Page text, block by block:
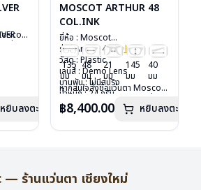
หยิบลงตะกร้า
MOSCOT ARTHUR 48
COL.INK
ยี่ห้อ : Moscot
รุ่น : Arthur 48Col.ink
วัสดุ : Plastic
เลนส์ : Demo Lens
บานพับ : ไม่มีสปริง
น้ำหนัก : 24 กรัม
อุปกรณ์ : กล่องแว่น, กล่อง
กระดาษ, ผ้าเช็ดแว่น
การรับประกัน : 1 ปี
135
มม
48
มม
21
มม
145
มม
40
มม
หากสนใจสั่งชื้อแว่นตา Moscot
ลงไว้กรุณาติดต่อเราคลิก
฿8,400.00 หยิบลงตะกร้า
ร้านแว่นตา เชียงใหม่